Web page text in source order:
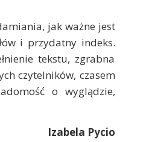
jak ważne jest
i przydatny indeks.
tekstu, zgrabna
czytelników, czasem
o wyglądzie,
Izabela Pycio